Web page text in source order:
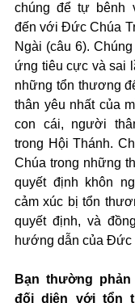
chúng để tự bênh
đến với Đức Chúa
Ngài (câu 6).
ứng tiêu cực và sai
những tổn thương
thân yêu nhất của
con cái, người
trong Hội Thánh.
Chúa trong những
quyết định khôn
cảm xúc bị tổn
quyết định, và
hướng dẫn của Đức
Bạn thường
đối diện với tổn